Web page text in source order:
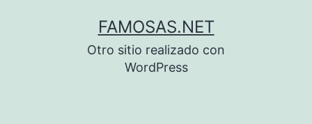
FAMOSAS.NET
Otro sitio realizado con
WordPress